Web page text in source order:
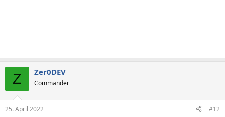
Z Zer0DEV
Commander
25. April 2022 #12